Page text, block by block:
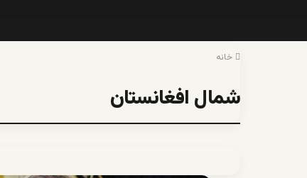
خانه
شمال افغانستان